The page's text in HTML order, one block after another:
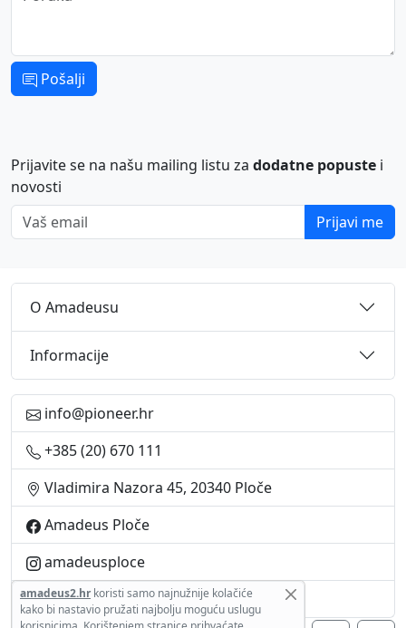
Pošalji
Prijavite se na našu mailing listu za dodatne popuste i
novosti
Vaš email
Prijavi me
O Amadeusu
Informacije
info@pioneer.hr
+385 (20) 670 111
Vladimira Nazora 45, 20340 Ploče
Amadeus Ploče
amadeusploce
+385 95 9120 211
amadeus2.hr koristi samo najnužnije kolačiće
kako bi nastavio pružati najbolju moguću uslugu